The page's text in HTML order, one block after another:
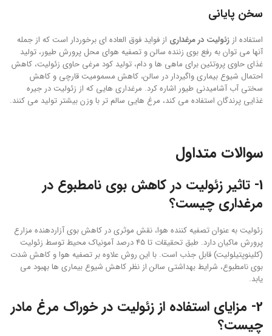
سخن پایانی
استفاده از زئولیت در مرغداری از فواید فوق العاده ای برخوردار است که از جمله
آنها می توان به رفع بوی زننده سالن و تصفیه هوای محل پرورش طیور، تولید
غذای حاوی پروتئین برای ماهی ها و دام، تولید کود مرغی حاوی زئولیت، کاهش
احتمال شیوع بیماری واگیردار در سالن، کاهش مسمومیت قارچی و کاهش
سختی آب آشامیدنی طیور اشاره کرد. مرغداری هایی که از زئولیت در جیره
غذایی پرندگان استفاده می کند، مرغ هایی سالم تر با وزن بیشتر تولید می کنند.
سوالات متداول
1- تاثیر زئولیت در کاهش بوی نامطبوع در
مرغداری چیست؟
زئولیت به عنوان تصفیه کننده هوا، نقش موثری در کاهش بوی آزاردهنده مزارع
پرورش ماکیان دارد. طبق تحقیقات تا 45 درصد آمونیاک محیط توسط زئولیت
(کلینوپتیلولیت) قابل جذب است. با این روش علاوه بر تصفیه هوا و کاهش شدت
بوی نامطبوع، شرایط بهداشتی سالن از نظر کاهش شیوع بیماری ها بهبود می
یابد.
2- مزایای استفاده از زئولیت در خوراک مرغ مادر
چیست؟